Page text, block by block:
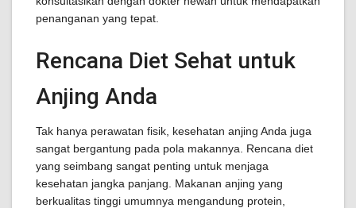
penanganan yang tepat.
Rencana Diet Sehat untuk
Anjing Anda
Tak hanya perawatan fisik, kesehatan anjing Anda juga
sangat bergantung pada pola makannya. Rencana diet
yang seimbang sangat penting untuk menjaga
kesehatan jangka panjang. Makanan anjing yang
berkualitas tinggi umumnya mengandung protein,